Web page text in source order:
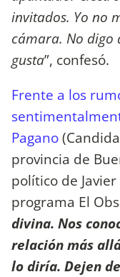
invitados. Yo no
cámara. No digo
gusta”, confesó.
Frente a los
Pagano
provincia de
político de
programa El
divina. Nos
relación más
lo diría. Dejen